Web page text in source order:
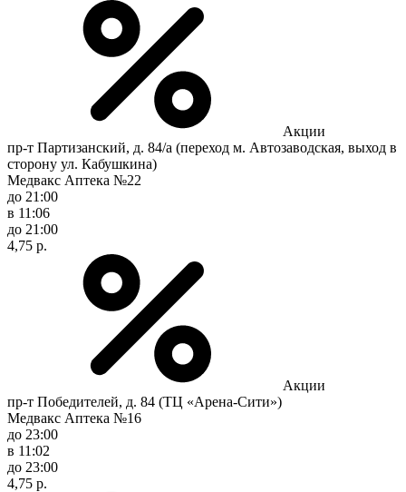
Акции
пр-т Партизанский, д. 84/а (переход м. Автозаводская, выход в
сторону ул. Кабушкина)
Медвакс Аптека №22
до 21:00
в 11:06
до 21:00
4,75 р.
Акции
пр-т Победителей, д. 84 (ТЦ «Арена-Сити»)
Медвакс Аптека №16
до 23:00
в 11:02
до 23:00
4,75 р.